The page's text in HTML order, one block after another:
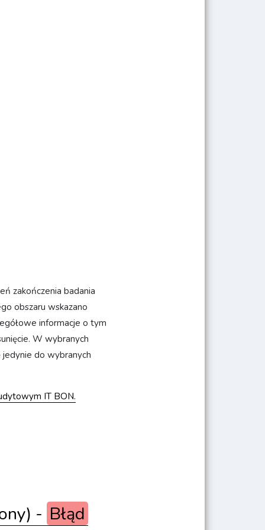
zakończenia badania
obszaru wskazano
informacje o tym
W wybranych
jedynie do wybranych
IT BON.
- Błąd